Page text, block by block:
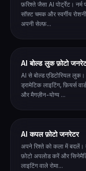
फ़रिश्ते जैसा AI पोर्ट्रेट। नर्म
सॉफ़्ट चमक और स्वर्गीय
अपनी सेल्फ़...
AI बोल्ड लुक फ़ोटो
AI से बोल्ड एडिटोरियल लुक।
ड्रामेटिक लाइटिंग, फ़ियर्स
और मैगज़ीन-योग्य ...
AI कपल फ़ोटो जनरेटर
अपने रिश्ते को कला में बदलें।
फ़ोटो अपलोड करें और
लाइटिंग वाले रोमा...